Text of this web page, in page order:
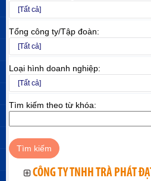
Tổng công ty/Tập đoàn:
Loại hình doanh nghiệp:
Tìm kiếm theo từ khóa:
CÔNG TY TNHH TRÀ PHÁT